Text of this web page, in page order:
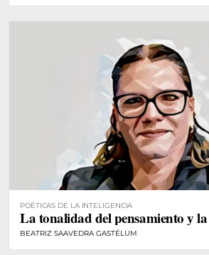
POÉTICAS DE LA INTELIGENCIA
La tonalidad del pensamiento y
BEATRIZ SAAVEDRA GASTÉLUM